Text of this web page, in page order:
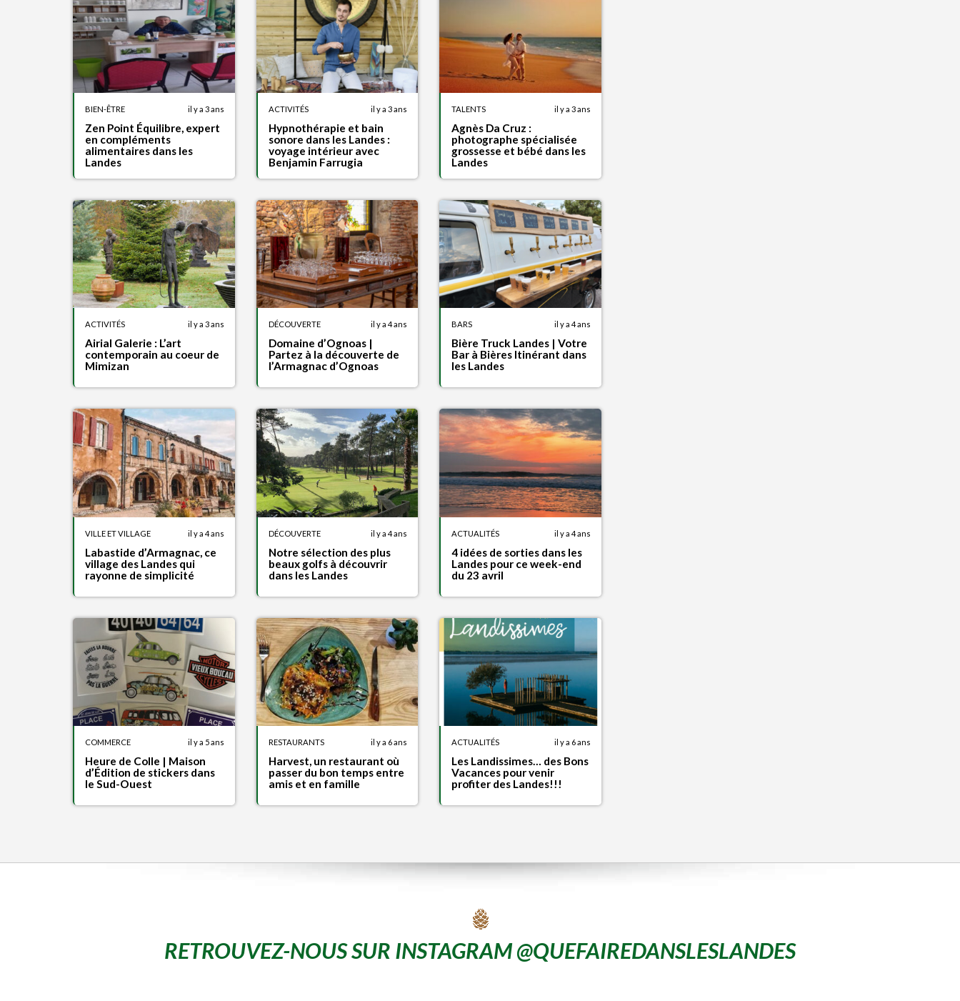
BIEN-ÊTRE il y a 3 ans
Zen Point Équilibre, expert
en compléments
alimentaires dans les
Landes
ACTIVITÉS il y a 3 ans
Hypnothérapie et bain
sonore dans les Landes :
voyage intérieur avec
Benjamin Farrugia
TALENTS il y a 3 ans
Agnès Da Cruz :
photographe spécialisée
grossesse et bébé dans les
Landes
ACTIVITÉS il y a 3 ans
Airial Galerie : L’art
contemporain au coeur de
Mimizan
DÉCOUVERTE il y a 4 ans
Domaine d’Ognoas |
Partez à la découverte de
l’Armagnac d’Ognoas
BARS il y a 4 ans
Bière Truck Landes | Votre
Bar à Bières Itinérant dans
les Landes
VILLE ET VILLAGE il y a 4 ans
Labastide d’Armagnac, ce
village des Landes qui
rayonne de simplicité
DÉCOUVERTE il y a 4 ans
Notre sélection des plus
beaux golfs à découvrir
dans les Landes
ACTUALITÉS il y a 4 ans
4 idées de sorties dans les
Landes pour ce week-end
du 23 avril
COMMERCE il y a 5 ans
Heure de Colle | Maison
d’Édition de stickers dans
le Sud-Ouest
RESTAURANTS il y a 6 ans
Harvest, un restaurant où
passer du bon temps entre
amis et en famille
ACTUALITÉS il y a 6 ans
Les Landissimes… des Bons
Vacances pour venir
profiter des Landes!!!
RETROUVEZ-NOUS SUR INSTAGRAM @QUEFAIREDANSLESLANDES